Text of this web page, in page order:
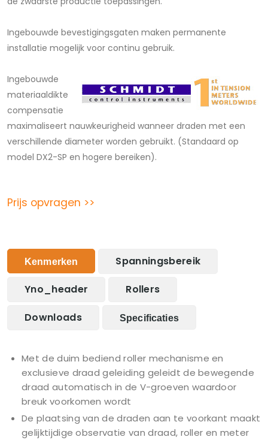
Ingebouwde bevestigingsgaten maken permanente
installatie mogelijk voor continu gebruik.
Ingebouwde
materiaaldikte
compensatie
maximaliseert nauwkeurigheid wanneer draden met een
verschillende diameter worden gebruikt. (Standaard op
model DX2-SP en hogere bereiken).
Prijs opvragen >>
Kenmerken Spanningsbereik
Yno_header Rollers
Downloads Specificaties
Met de duim bediend roller mechanisme en
exclusieve draad geleiding geleidt de bewegende
draad automatisch in de V-groeven waardoor
breuk voorkomen wordt
De plaatsing van de draden aan te voorkant maakt
gelijktijdige observatie van draad, roller en meter